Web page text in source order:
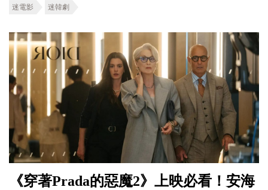
迷電影 迷韓劇
《穿著Prada的惡魔2》上映必看！安海